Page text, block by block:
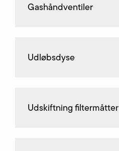
Gashåndventiler
Udløbsdyse
Udskiftning filtermåtter